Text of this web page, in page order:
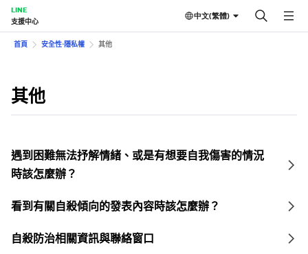
LINE
支援中心
中文(繁體)
首頁 安全性⋅隱私權 其他
其他
遇到困難無法抒解情緒、或是有想要自我傷害的情況
時該怎麼辦？
看到有關自殺傾向的發表內容時該怎麼辦？
自殺防治相關資訊與聯絡窗口